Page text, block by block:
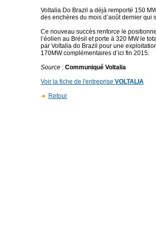
Voltalia Do Brazil a déjà remporté 150
des enchères du mois d’août dernier qui
Ce nouveau succès renforce le
l’éolien au Brésil et porte à 320 MW le
par Voltalia do Brazil pour une
170MW complémentaires d’ici fin 2015.
Source : Communiqué Voltalia
Voir la fiche de l'entreprise VOLTALIA
Retour